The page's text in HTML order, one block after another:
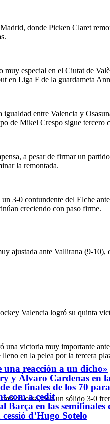
donde Picken Claret
especial en el Ciutat de
en Liga F de la guardameta
entre Valencia y
de Mikel Crespo sigue tercero
a pesar de firmar un
la remontada.
3-0 contundente del Elche
creciendo con paso firme.
ajustada ante Vallirana (9-
Valencia logró su quinta
una victoria muy importante
en la pelea por la tercera
en casa, con un sólido 3-0
reacción a un dicho»
y Álvaro Cardenas en la
de finales de los 70
com a cedit
Barça en las semifinales
d’Hugo Sotelo